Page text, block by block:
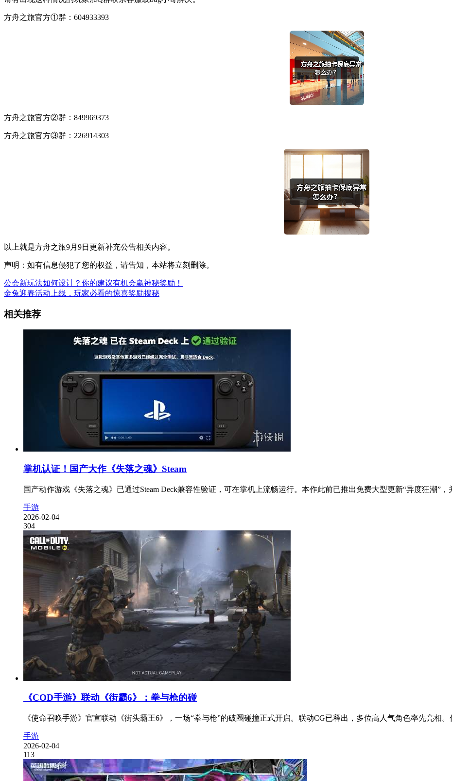
方舟之旅官方①群：604933393
方舟之旅官方②群：849969373
方舟之旅官方③群：226914303
以上就是方舟之旅9月9日更新补充公告相关内容。
声明：如有信息侵犯了您的权益，请告知，本站将立刻删除。
公会新玩法如何设计？你的建议有机会赢神秘奖励！
金兔迎春活动上线，玩家必看的惊喜奖励揭秘
相关推荐
掌机认证！国产大作《失落之魂》Steam
国产动作游戏《失落之魂》已通过Steam Deck兼容性验证，可在掌机上流畅运行。本作此前已推出免费大型更新“异度狂潮”
手游
2026-02-04
304
《COD手游》联动《街霸6》：拳与枪的碰
《使命召唤手游》官宣联动《街头霸王6》，一场“拳与枪”的破圈碰撞正式开启。联动CG已释出，多位高人气角色率先亮相
手游
2026-02-04
113